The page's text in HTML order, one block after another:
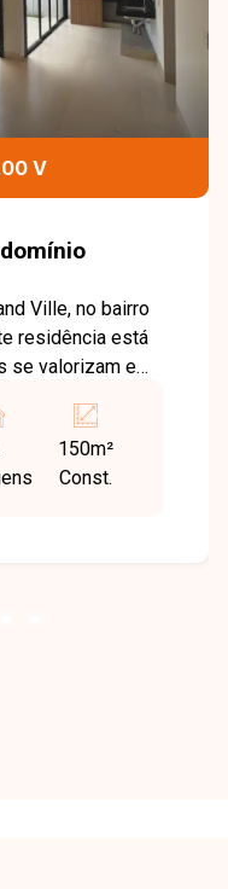
V
Ville, no bairro
residência está
se valorizam em
conta com
comércios,
projeto
150m²
Const.